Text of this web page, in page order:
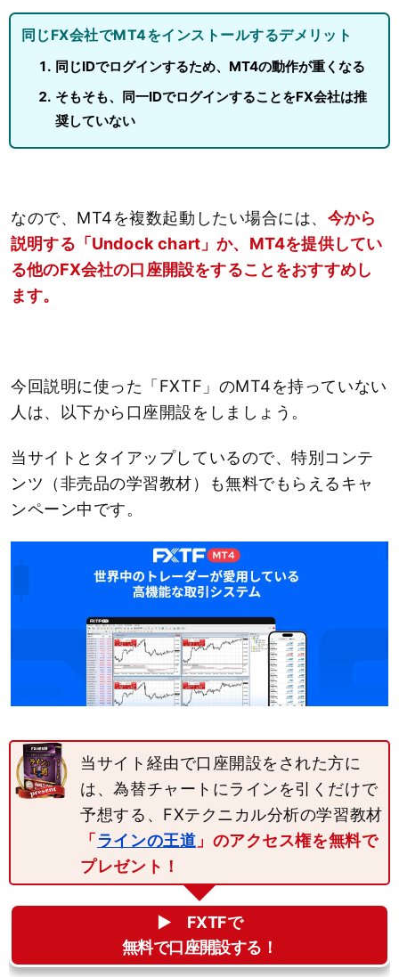
同じFX会社でMT4をインストールするデメリット
同じIDでログインするため、MT4の動作が重くなる
そもそも、同一IDでログインすることをFX会社は推
奨していない
なので、MT4を複数起動したい場合には、 今から
説明する「Undock chart」か、MT4を提供してい
る他のFX会社の口座開設をすることをおすすめし
ます。
今回説明に使った「FXTF」のMT4を持っていない
人は、以下から口座開設をしましょう。
当サイトとタイアップしているので、特別コンテ
ンツ（非売品の学習教材）も無料でもらえるキャ
ンペーン中です。
当サイト経由で口座開設をされた方に
は、為替チャートにラインを引くだけで
予想する、FXテクニカル分析の学習教材
「ラインの王道 」のアクセス権を無料で
プレゼント！
▶︎ FXTFで
無料で口座開設する！